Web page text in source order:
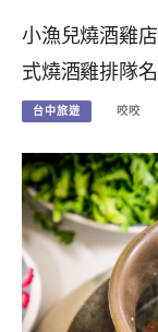
小漁兒燒酒雞
式燒酒雞排隊
台中旅遊 咬咬